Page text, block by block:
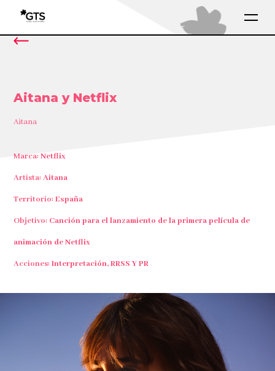
Aitana y Netflix
Aitana
Marca:Netflix
Artista:Aitana
Territorio: España
Objetivo: Canción para el lanzamiento de la primera película de
animación de Netflix
Acciones:Interpretación, RRSS Y PR